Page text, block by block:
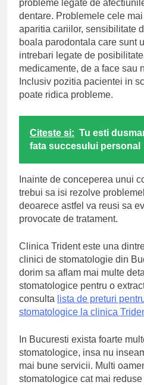
probleme legate de
dentare. Problemele cele
aparitia cariilor, sensibilitate
boala parodontala care sunt
intrebari legate de
medicamente, de a face sau
Inclusiv pozitia pacientei in
poate ridica probleme.
Citeste si: Tu esti
fata succesului personal
Inainte de conceperea unui
trebui sa isi rezolve
deoarece astfel va reusi sa
provocate de tratament.
Clinica Trident este una
clinici de stomatologie din
dorim sa aflam mai multe
stomatologice pentru o
consulta lista de preturi
stomatologice la clinica
In Bucuresti exista foarte
stomatologice, insa nu
mai bune servicii. Multi
stomatologice cat mai